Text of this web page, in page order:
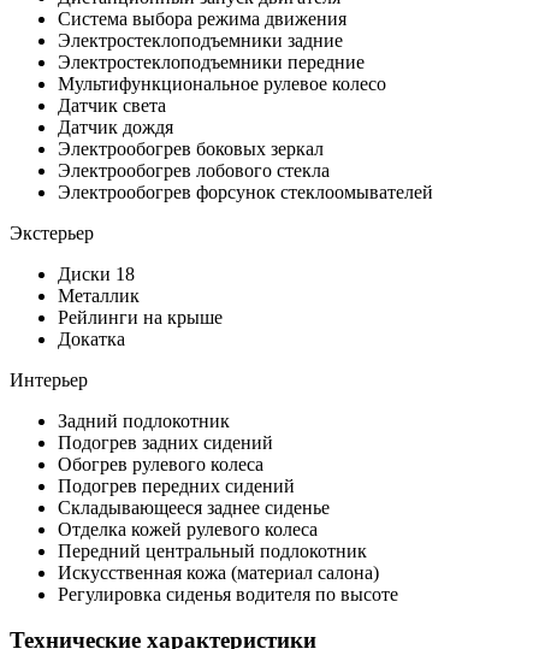
Система выбора режима движения
Электростеклоподъемники задние
Электростеклоподъемники передние
Мультифункциональное рулевое колесо
Датчик света
Датчик дождя
Электрообогрев боковых зеркал
Электрообогрев лобового стекла
Электрообогрев форсунок стеклоомывателей
Экстерьер
Диски 18
Металлик
Рейлинги на крыше
Докатка
Интерьер
Задний подлокотник
Подогрев задних сидений
Обогрев рулевого колеса
Подогрев передних сидений
Складывающееся заднее сиденье
Отделка кожей рулевого колеса
Передний центральный подлокотник
Искусственная кожа (материал салона)
Регулировка сиденья водителя по высоте
Технические характеристики